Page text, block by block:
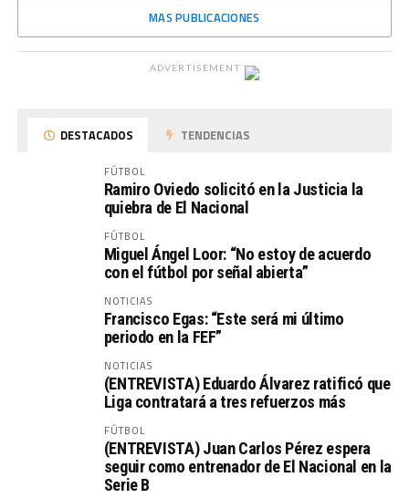
MAS PUBLICACIONES
ADVERTISEMENT
DESTACADOS TENDENCIAS
FÚTBOL
Ramiro Oviedo solicitó en la Justicia la
quiebra de El Nacional
FÚTBOL
Miguel Ángel Loor: “No estoy de acuerdo
con el fútbol por señal abierta”
NOTICIAS
Francisco Egas: “Este será mi último
periodo en la FEF”
NOTICIAS
(ENTREVISTA) Eduardo Álvarez ratificó que
Liga contratará a tres refuerzos más
FÚTBOL
(ENTREVISTA) Juan Carlos Pérez espera
seguir como entrenador de El Nacional en la
Serie B